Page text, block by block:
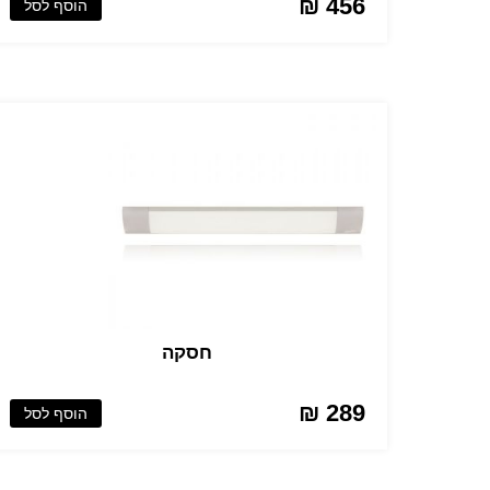
456 ₪ הוסף לסל
חסקה
289 ₪ הוסף לסל